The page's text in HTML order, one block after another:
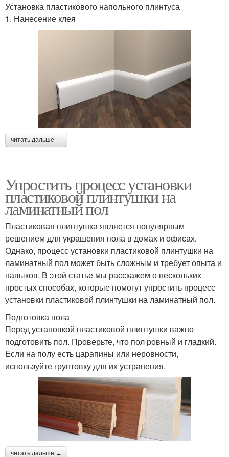
Установка пластикового напольного плинтуса
1. Нанесение клея
читать дальше →
Упростить процесс установки
пластиковой плинтушки на
ламинатный пол
Пластиковая плинтушка является популярным
решением для украшения пола в домах и офисах.
Однако, процесс установки пластиковой плинтушки на
ламинатный пол может быть сложным и требует опыта и
навыков. В этой статье мы расскажем о нескольких
простых способах, которые помогут упростить процесс
установки пластиковой плинтушки на ламинатный пол.
Подготовка пола
Перед установкой пластиковой плинтушки важно
подготовить пол. Проверьте, что пол ровный и гладкий.
Если на полу есть царапины или неровности,
используйте грунтовку для их устранения.
читать дальше →